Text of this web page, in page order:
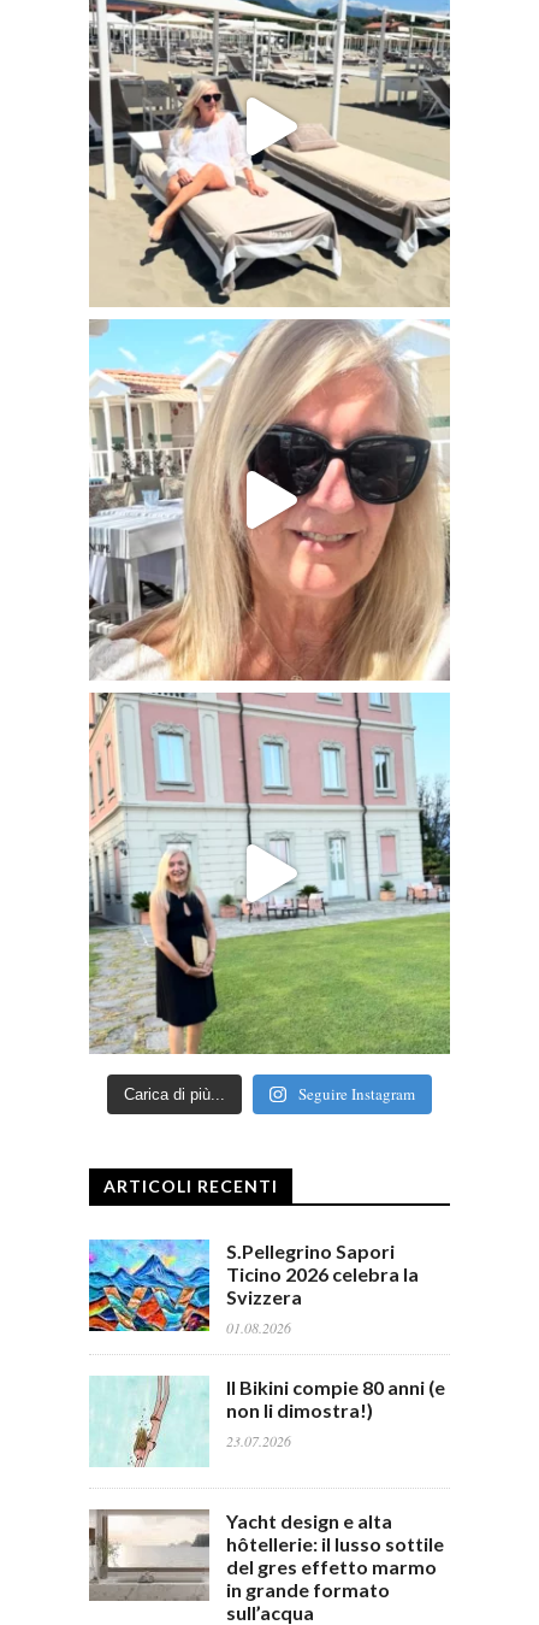
Carica di più... Seguire Instagram
ARTICOLI RECENTI
S.Pellegrino Sapori
Ticino 2026 celebra la
Svizzera
01.08.2026
Il Bikini compie 80 anni (e
non li dimostra!)
23.07.2026
Yacht design e alta
hôtellerie: il lusso sottile
del gres effetto marmo
in grande formato
sull’acqua